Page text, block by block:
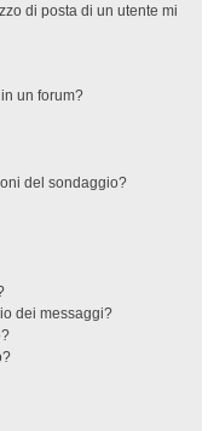
di posta di un utente mi
un forum?
del sondaggio?
dei messaggi?